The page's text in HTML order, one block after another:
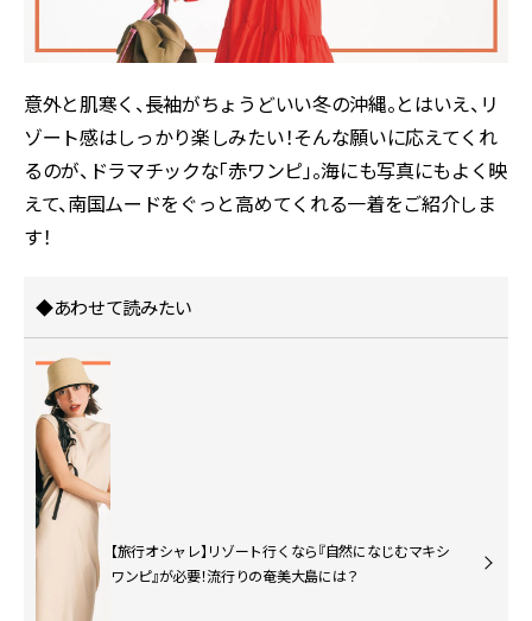
意外と肌寒く、長袖がちょうどいい冬の沖縄。とはいえ、リ
ゾート感はしっかり楽しみたい！そんな願いに応えてくれ
るのが、ドラマチックな「赤ワンピ」。海にも写真にもよく映
えて、南国ムードをぐっと高めてくれる一着をご紹介しま
す！
◆あわせて読みたい
【旅行オシャレ】リゾート行くなら『自然になじむマキシ
ワンピ』が必要！流行りの奄美大島には？